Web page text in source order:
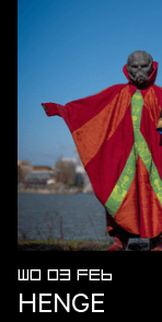
WO 03 FEB
HENGE